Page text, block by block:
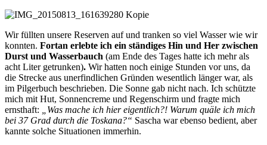
Wir füllten unsere Reserven auf und tranken so viel Wasser wie wir
konnten. Fortan erlebte ich ein ständiges Hin und Her zwischen
Durst und Wasserbauch (am Ende des Tages hatte ich mehr als
acht Liter getrunken). Wir hatten noch einige Stunden vor uns, da
die Strecke aus unerfindlichen Gründen wesentlich länger war, als
im Pilgerbuch beschrieben. Die Sonne gab nicht nach. Ich schützte
mich mit Hut, Sonnencreme und Regenschirm und fragte mich
ernsthaft:
„Was mache ich hier eigentlich?! Warum quäle ich mich
bei 37 Grad durch die Toskana?“ Sascha war ebenso bedient, aber
kannte solche Situationen immerhin.